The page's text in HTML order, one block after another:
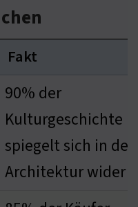
Fakt
90% der
Kulturgeschichte
spiegelt sich in der
Architektur wider